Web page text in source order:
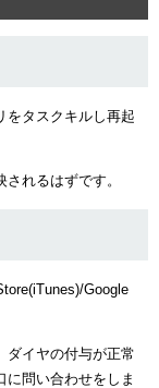
をタスクキルし再起
れるはずです。
Google
ダイヤの付与が正常
に問い合わせをしま